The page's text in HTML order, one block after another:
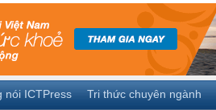
nói ICTPress Tri thức chuyên ngành